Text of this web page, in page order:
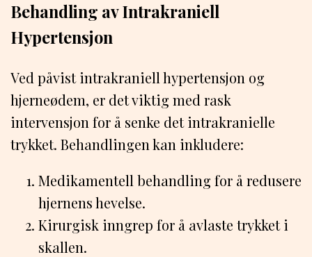
Behandling av Intrakraniell
Hypertensjon
Ved påvist intrakraniell hypertensjon og
hjerneødem, er det viktig med rask
intervensjon for å senke det intrakranielle
trykket. Behandlingen kan inkludere:
Medikamentell behandling for å redusere
hjernens hevelse.
Kirurgisk inngrep for å avlaste trykket i
skallen.